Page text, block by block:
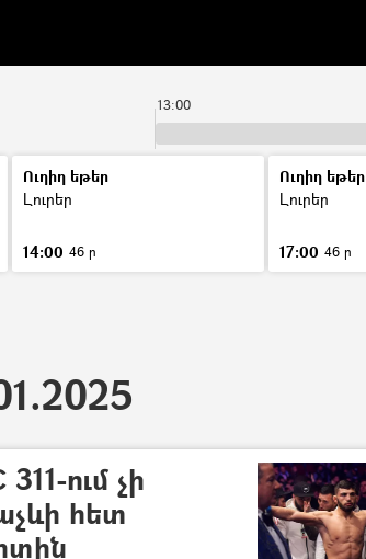
13:00
Ուղիղ եթեր
Լուրեր
14:00 46 ր
Ուղիղ եթեր
Լուրեր
17:00 46 ր
ում չի
հետ